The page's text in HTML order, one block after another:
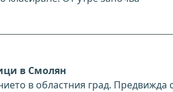
в Смолян
в областния град. Предвижда